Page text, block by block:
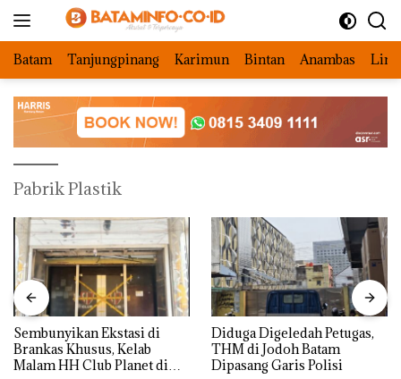
Batam Tanjungpinang Karimun Bintan Anambas
Pabrik Plastik
Sembunyikan Ekstasi di
Brankas Khusus, Kelab
Malam HH Club Planet di
Diduga Digeledah Petugas,
THM di Jodoh Batam
Dipasang Garis Polisi